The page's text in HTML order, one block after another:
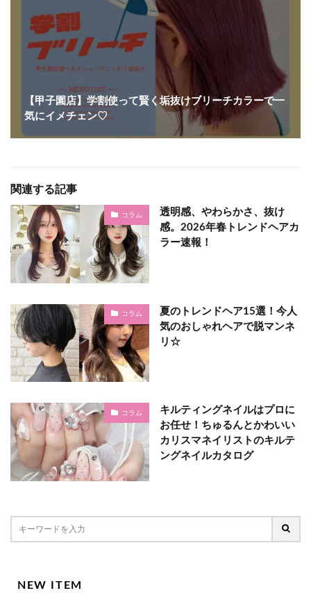
【甲子園店】学割使って賢く垢抜け♩ブリーチカラーで一
気にイメチェン♡
関連する記事
コラム
透明感、やわらかさ、抜け
感。2026年春トレンドヘアカ
ラー速報！
コラム
夏のトレンドヘア15選！今人
気のおしゃれヘアで脱マンネ
リ☆
コラム
キルティングネイルはプロに
お任せ！ちゅるんとかわいい
カリスマネイリストのキルテ
ングネイルカタログ
NEW ITEM